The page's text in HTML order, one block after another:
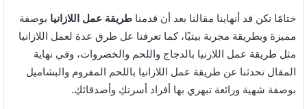
ختامًا نكن قد أنهاينا مقالنا بعد أن قدمنا طريقة عمل اللازانيا بوصفة
مميزة وبطريقة مجربة بيتيًا، كما تعرفنا عل طرق عدة لعمل اللازانيا
مثل طريقة عمل اللازنيا بالدجاج واللحم والخضروات، وفي نهاية
المقال تحدثنا عن طريقة عمل اللازانيا باللحم المفروم والبشاميل
بوصفة شهية ورائعة تبهري بها أفراد أسرتكِ وأصدقائكِ.